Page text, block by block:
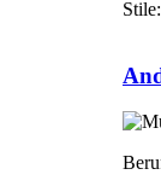
Stile: